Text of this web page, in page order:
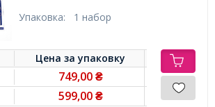
Упаковка: 1 набор
Цена заупаковку
749,00 ₴
599,00 ₴